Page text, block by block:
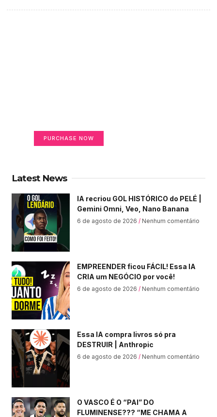
PURCHASE NOW
Latest News
IA recriou GOL HISTÓRICO do PELÉ |
Gemini Omni, Veo, Nano Banana
6 de agosto de 2026 Nenhum comentário
EMPREENDER ficou FÁCIL! Essa IA
CRIA um NEGÓCIO por você!
6 de agosto de 2026 Nenhum comentário
Essa IA compra livros só pra
DESTRUIR | Anthropic
6 de agosto de 2026 Nenhum comentário
O VASCO É O “PAI” DO
FLUMINENSE??? “ME CHAMA A